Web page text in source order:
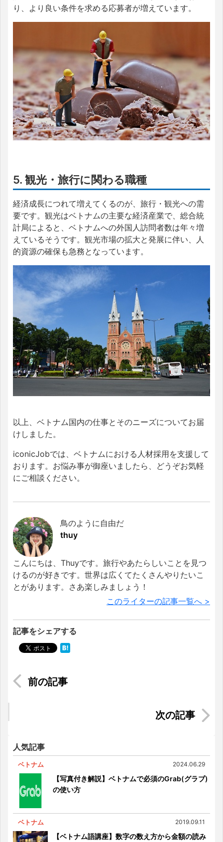
り、より良い条件を求める応募者が増えています。
5. 観光・旅行に関わる職種
経済成長につれて増えてくるのが、旅行・観光への需
要です。観光はベトナムの主要な経済産業で、総合統
計局によると、ベトナムへの外国人訪問者数は年々増
えているそうです。観光市場の拡大と発展に伴い、人
的資源の確保も急務となっています。
以上、ベトナム国内の仕事とそのニーズについてお届
けしました。
iconicJobでは、ベトナムにおける人材採用を支援して
おります。お悩み事が御座いましたら、どうぞお気軽
にご相談ください。
鳥のように自由だ
thuy
こんにちは、Thuyです。旅行やあたらしいことを見つ
けるのが好きです。世界は広くてたくさんやりたいこ
とがあります。さあ楽しみましょう！
このライターの記事一覧へ >
記事をシェアする
【ベトナム火災保険ガイド】未加入のリスクと加
ベトナム人は「犬食」をどう思っているのか？保
人気記事
ベトナム 2024.06.29
【写真付き解説】ベトナムで必須のGrab(グラブ)
の使い方
ベトナム 2019.09.11
【ベトナム語講座】数字の数え方から金額の読み